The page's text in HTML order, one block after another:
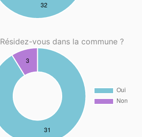
Résidez-vous dans la commune ?